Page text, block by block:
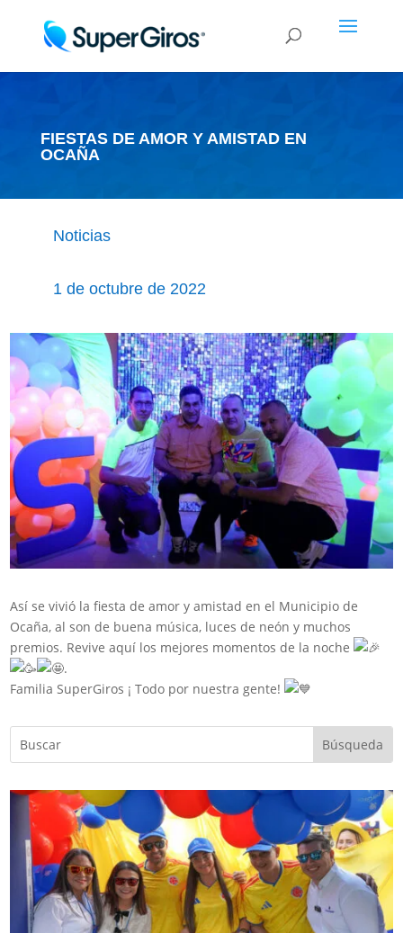
FIESTAS DE AMOR Y AMISTAD EN
OCAÑA
Noticias
1 de octubre de 2022
Así se vivió la fiesta de amor y amistad en el Municipio de
Ocaña, al son de buena música, luces de neón y muchos
premios. Revive aquí los mejores momentos de la noche
.
Familia SuperGiros ¡ Todo por nuestra gente!